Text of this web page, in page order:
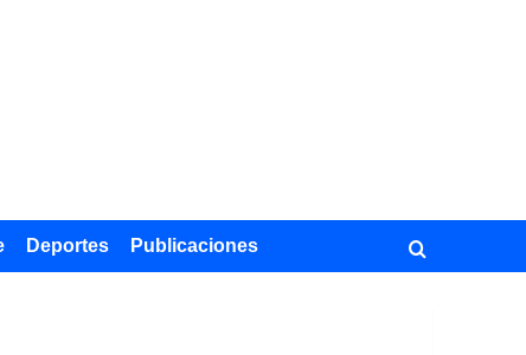
Deportes Publicaciones